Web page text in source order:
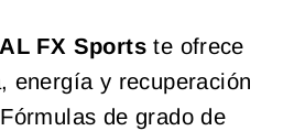
FX Sportste ofrece
energía y recuperación
de grado de